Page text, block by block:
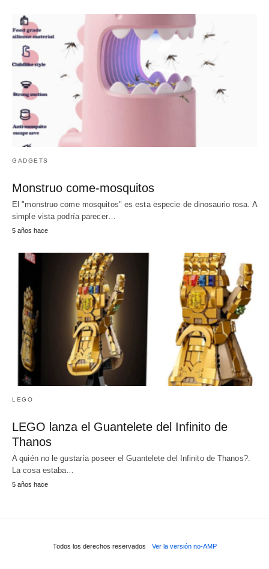
GADGETS
Monstruo come-mosquitos
El "monstruo come mosquitos" es esta especie de dinosaurio rosa. A
simple vista podría parecer…
5 años hace
LEGO
LEGO lanza el Guantelete del Infinito de
Thanos
A quién no le gustaría poseer el Guantelete del Infinito de Thanos?.
La cosa estaba…
5 años hace
Todos los derechos reservados Ver la versión no-AMP